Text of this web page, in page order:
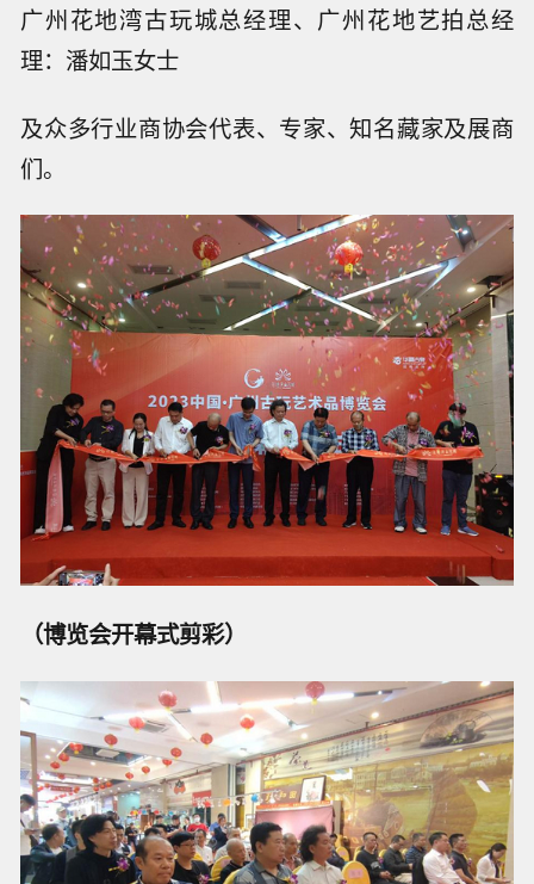
广州花地湾古玩城总经理、广州花地艺拍总经
理：潘如玉女士
及众多行业商协会代表、专家、知名藏家及展商
们。
（博览会开幕式剪彩）